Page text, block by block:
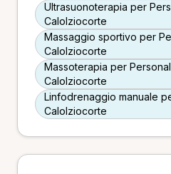
Ultrasuonoterapia per
Calolziocorte
Massaggio sportivo per
Calolziocorte
Massoterapia per
Calolziocorte
Linfodrenaggio manuale
Calolziocorte